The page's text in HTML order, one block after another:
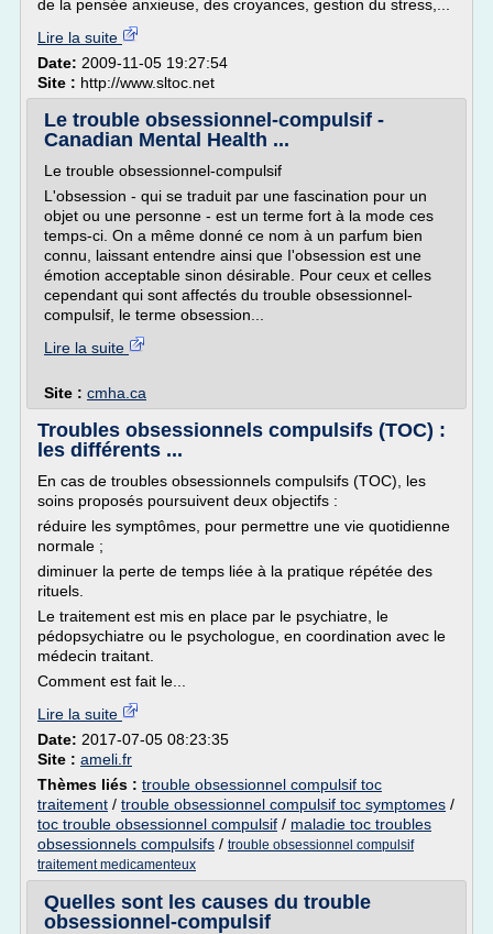
de la pensée anxieuse, des croyances, gestion du stress,...
Lire la suite
Date: 2009-11-05 19:27:54
Site : http://www.sltoc.net
Le trouble obsessionnel-compulsif -
Canadian Mental Health ...
Le trouble obsessionnel-compulsif
L'obsession - qui se traduit par une fascination pour un
objet ou une personne - est un terme fort à la mode ces
temps-ci. On a même donné ce nom à un parfum bien
connu, laissant entendre ainsi que I'obsession est une
émotion acceptable sinon désirable. Pour ceux et celles
cependant qui sont affectés du trouble obsessionnel-
compulsif, le terme obsession...
Lire la suite
Site : cmha.ca
Troubles obsessionnels compulsifs (TOC) :
les différents ...
En cas de troubles obsessionnels compulsifs (TOC), les
soins proposés poursuivent deux objectifs :
réduire les symptômes, pour permettre une vie quotidienne
normale ;
diminuer la perte de temps liée à la pratique répétée des
rituels.
Le traitement est mis en place par le psychiatre, le
pédopsychiatre ou le psychologue, en coordination avec le
médecin traitant.
Comment est fait le...
Lire la suite
Date: 2017-07-05 08:23:35
Site : ameli.fr
Thèmes liés : trouble obsessionnel compulsif toc
traitement / trouble obsessionnel compulsif toc symptomes /
toc trouble obsessionnel compulsif / maladie toc troubles
obsessionnels compulsifs / trouble obsessionnel compulsif
traitement medicamenteux
Quelles sont les causes du trouble
obsessionnel-compulsif